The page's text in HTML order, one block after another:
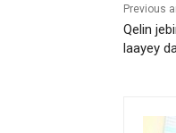
Previous
Qelin
laayey